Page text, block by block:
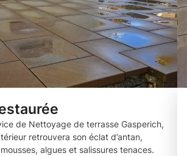
de Nettoyage de terrasse Gasperich,
retrouvera son éclat d’antan,
algues et salissures tenaces.